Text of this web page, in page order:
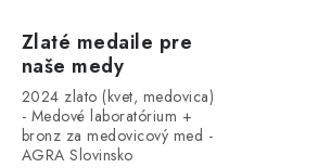
Zlaté medaile pre
naše medy
2024 zlato (kvet, medovica)
- Medové laboratórium +
bronz za medovicový med -
AGRA Slovinsko